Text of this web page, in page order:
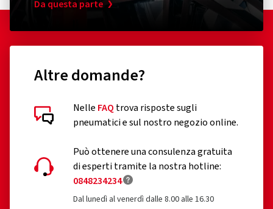
Da questa parte
Altre domande?
Nelle FAQ trova risposte sugli
pneumatici e sul nostro negozio online.
Può ottenere una consulenza gratuita
di esperti tramite la nostra hotline:
0848234234
Dal lunedì al venerdì dalle 8.00 alle 16.30